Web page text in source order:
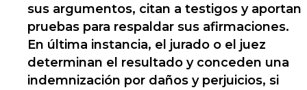
sus argumentos, citan a testigos y aportan
pruebas para respaldar sus afirmaciones.
En última instancia, el jurado o el juez
determinan el resultado y conceden una
indemnización por daños y perjuicios, si